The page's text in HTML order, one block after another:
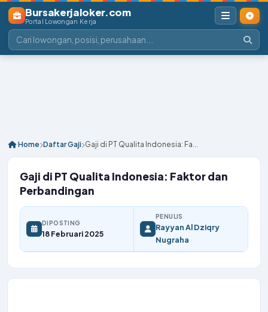
Bursakerjaloker.com
Portal Lowongan Kerja
Home Daftar Gaji Gaji di PT Qualita Indonesia: Fa...
Gaji di PT Qualita Indonesia: Faktor dan
Perbandingan
DIPOSTING
18 Februari 2025
PENULIS
Rayyan Al Dziqry
Nugraha